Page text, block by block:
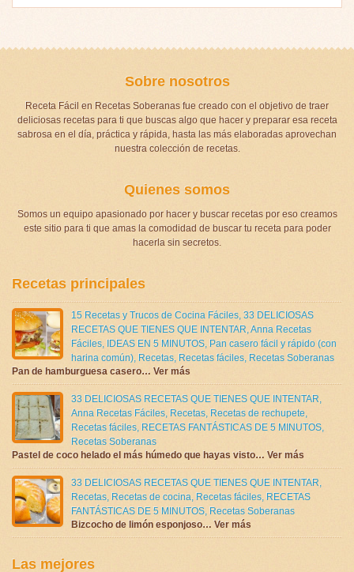
Sobre nosotros
Receta Fácil en Recetas Soberanas fue creado con el objetivo de traer
deliciosas recetas para ti que buscas algo que hacer y preparar esa receta
sabrosa en el día, práctica y rápida, hasta las más elaboradas aprovechan
nuestra colección de recetas.
Quienes somos
Somos un equipo apasionado por hacer y buscar recetas por eso creamos
este sitio para ti que amas la comodidad de buscar tu receta para poder
hacerla sin secretos.
Recetas principales
15 Recetas y Trucos de Cocina Fáciles, 33 DELICIOSAS
RECETAS QUE TIENES QUE INTENTAR,Anna Recetas
Fáciles, IDEAS EN 5 MINUTOS, Pan casero fácil y rápido (con
harina común), Recetas, Recetas fáciles, Recetas Soberanas
Pan de hamburguesa casero… Ver más
33 DELICIOSAS RECETAS QUE TIENES QUE INTENTAR,
Anna Recetas Fáciles, Recetas, Recetas de rechupete,
Recetas fáciles, RECETAS FANTÁSTICAS DE 5 MINUTOS,
Recetas Soberanas
Pastel de coco helado el más húmedo que hayas visto… Ver más
33 DELICIOSAS RECETAS QUE TIENES QUE INTENTAR,
Recetas, Recetas de cocina, Recetas fáciles, RECETAS
FANTÁSTICAS DE 5 MINUTOS, Recetas Soberanas
Bizcocho de limón esponjoso… Ver más
Las mejores